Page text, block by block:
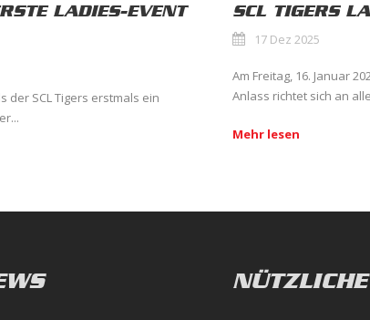
LADIES-EVENT
der SCL Tigers erstmals ein
SCL TIGERS
17 Dez 2025
Am Freitag, 16. Januar
Anlass richtet sich an
Mehr lesen